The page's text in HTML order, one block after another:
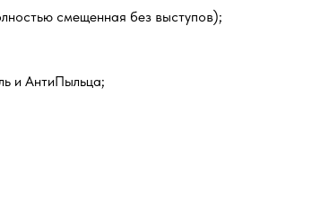
смещенная без выступов);
и АнтиПыльца;